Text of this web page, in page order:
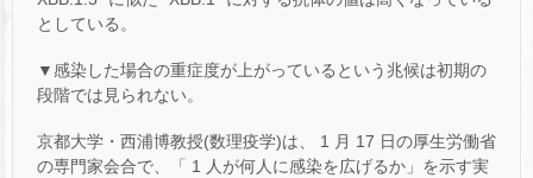
としている。
▼感染した場合の重症度が上がっているという兆候は初期の
段階では見られない。
京都大学・西浦博教授(数理疫学)は、 1 月 17 日の厚生労働省
の専門家会合で、「 1 人が何人に感染を広げるか」を示す実